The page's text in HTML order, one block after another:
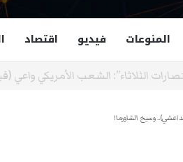
المنوعات فيديو اقتصاد
لمدينة نيويورك وغزالة هاشمي أول
وسيخ الشاورما!